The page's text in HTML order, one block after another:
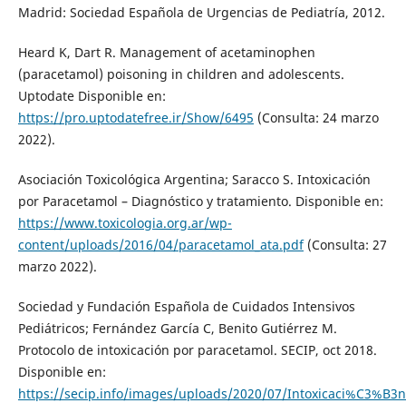
Madrid: Sociedad Española de Urgencias de Pediatría, 2012.
Heard K, Dart R. Management of acetaminophen
(paracetamol) poisoning in children and adolescents.
Uptodate Disponible en:
https://pro.uptodatefree.ir/Show/6495 (Consulta: 24 marzo
2022).
Asociación Toxicológica Argentina; Saracco S. Intoxicación
por Paracetamol – Diagnóstico y tratamiento. Disponible en:
https://www.toxicologia.org.ar/wp-
content/uploads/2016/04/paracetamol_ata.pdf(Consulta: 27
marzo 2022).
Sociedad y Fundación Española de Cuidados Intensivos
Pediátricos; Fernández García C, Benito Gutiérrez M.
Protocolo de intoxicación por paracetamol. SECIP, oct 2018.
Disponible en:
https://secip.info/images/uploads/2020/07/